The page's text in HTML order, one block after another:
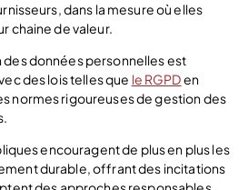
dans la mesure où elles
chaine de valeur.
données personnelles est
des lois telles que le RGPDen
normes rigoureuses de gestion des
encouragent de plus en plus les
durable, offrant des incitations